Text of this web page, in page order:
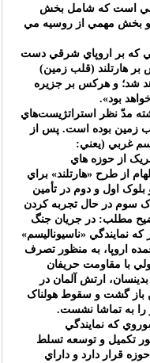
است که شامل بخش
و بخش مهمي از روسيه مي
قدرتي که بر اروپاي شرقي دست
بر هارتلند (قلب زمين)
شد؛ و هرکس بر جزيره
بود».
مدّ نظر استراتژيست‌هاي
زمين بوده است. پس از
غربي (يعني:
از حوزه هاي
از طرح «هارتلند» براي
اول و دوم در تأمين
سوم در حال تجربه کردن
مطلب: در جريان جنگ
نمايندگي «ناسيوناليسم»
اروپا، به منظور تصرف
با مقاومت حريفان
ارتش آلمان در
باز گشت و سقوط هولناک
را به تماشا نشست.
شوروي که نمايندگي
تکميل و توسعه تسلط
قرار دارد و داراي